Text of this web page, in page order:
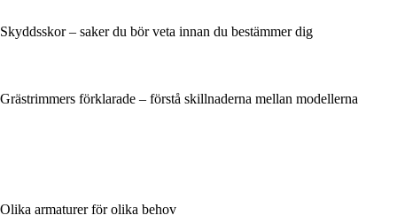
Skyddsskor – saker du bör veta innan du bestämmer dig
Grästrimmers förklarade – förstå skillnaderna mellan modellerna
Olika armaturer för olika behov